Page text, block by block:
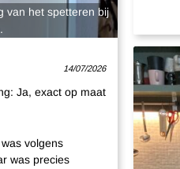
van het spetteren bij
14/07/2026
: Ja, exact op maat
volgens
was precies